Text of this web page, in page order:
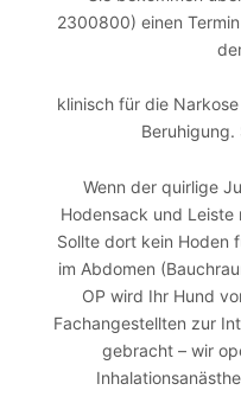
2300800) einen
klinisch für die
Beruhigung.
Wenn der quirlige
Hodensack und Leiste
Sollte dort kein Hoden
im Abdomen
OP wird Ihr Hund
Fachangestellten zur
gebracht – wir